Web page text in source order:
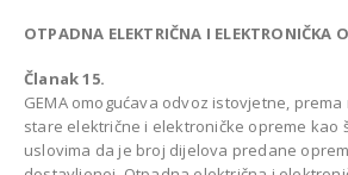
OTPADNA ELEKTRIČNA I ELEKTRONIČKA
Članak 15.
GEMA omogućava odvoz istovjetne,
stare električne i elektroničke opreme kao
uslovima da je broj dijelova predane